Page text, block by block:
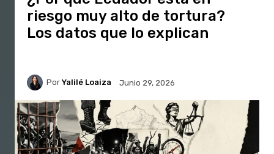
riesgo muy alto de tortura?
Los datos que lo explican
Por Yalilé Loaiza Junio 29, 2026